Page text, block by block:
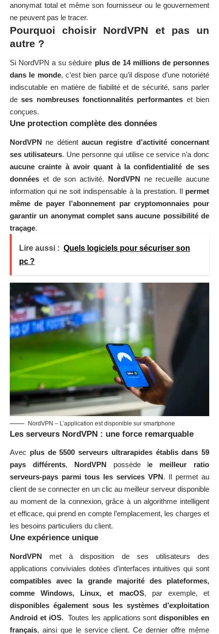
anonymat total et même son fournisseur ou le gouvernement
ne peuvent pas le tracer.
Pourquoi choisir NordVPN et pas un
autre ?
Si NordVPN a su séduire plus de 14 millions de personnes
dans le monde, c’est bien parce qu’il dispose d’une notoriété
indiscutable en matière de fiabilité et de sécurité, sans parler
deses nombreuses fonctionnalités performantes et bien
conçues.
Une protection complète des données
NordVPN ne détient aucun registre d’activité concernant
ses utilisateurs. Une personne qui utilise ce service n’a donc
aucune crainte à avoir quant à la confidentialité de ses
données et de son activité. NordVPN ne recueille aucune
information qui ne soit indispensable à la prestation. Il permet
même de payer l’abonnement par cryptomonnaies pour
garantir un anonymat complet sans aucune possibilité de
traçage.
Lire aussi : Quels logiciels pour sécuriser son
pc ?
NordVPN – L’application est disponible sur smartphone
Les serveurs NordVPN : une force remarquable
Avec plus de 5500 serveurs ultrarapides établis dans 59
pays différents, NordVPN possède le meilleur ratio
serveurs-pays parmi tous les services VPN. Il permet au
client de se connecter en un clic au meilleur serveur disponible
au moment de la connexion, grâce à un algorithme intelligent
et efficace, qui prend en compte l’emplacement, les charges et
les besoins particuliers du client.
Une expérience unique
NordVPN met à disposition de ses utilisateurs des
applications conviviales dotées d’interfaces intuitives qui sont
compatibles avec la grande majorité des plateformes,
comme Windows, Linux, et macOS, par exemple, et
disponibles également sous les systèmes d’exploitation
Android et iOS. Toutes les applications sontdisponibles en
français, ainsi que le service client. Ce dernier offre même